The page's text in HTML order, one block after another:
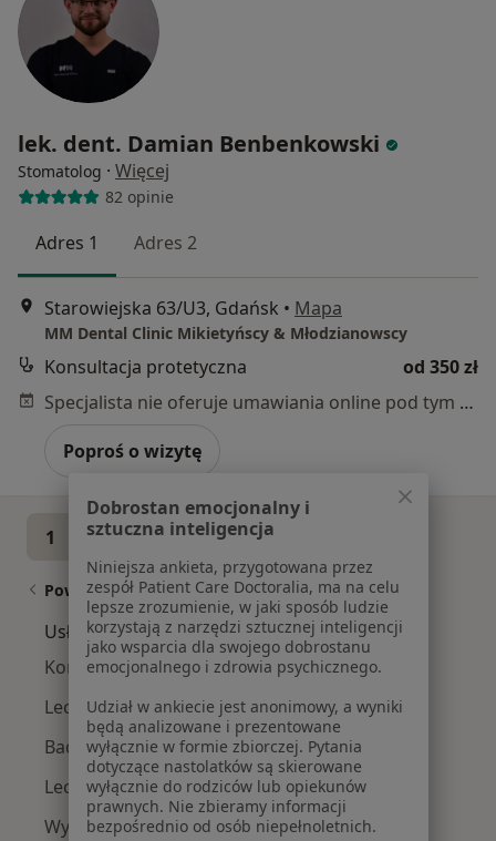
lek. dent. Damian Benbenkowski
Stomatolog · Więcej
82 opinie
Adres 1 Adres 2
Starowiejska 63/U3, Gdańsk • Mapa
MM Dental Clinic Mikietyńscy & Młodzianowscy
Konsultacja protetyczna
od 350 zł
Specjalista nie oferuje umawiania online pod tym adresem.
Poproś o wizytę
1 2 3 4 5
Powiązane wyszukiwania
Usługi w Gdańsku
Konsultacja stomatologiczna w Gdańsku
Leczenie próchnicy w Gdańsku
Badania stomatologiczne w Gdańsku
Leczenie kanałowe w Gdańsku
Wypełnienie kompozytowe w Gdańsku
Dobrostan emocjonalny i
sztuczna inteligencja
Niniejsza ankieta, przygotowana przez
zespół Patient Care Doctoralia, ma na celu
lepsze zrozumienie, w jaki sposób ludzie
korzystają z narzędzi sztucznej inteligencji
jako wsparcia dla swojego dobrostanu
emocjonalnego i zdrowia psychicznego.
Udział w ankiecie jest anonimowy, a wyniki
będą analizowane i prezentowane
wyłącznie w formie zbiorczej. Pytania
dotyczące nastolatków są skierowane
wyłącznie do rodziców lub opiekunów
prawnych. Nie zbieramy informacji
bezpośrednio od osób niepełnoletnich.